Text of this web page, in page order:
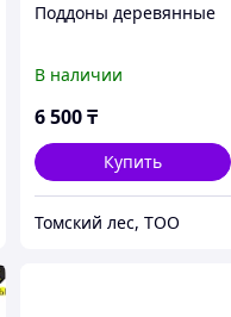
Поддоны деревянные
В наличии
6 500₸
Купить
Томский лес, ТОО